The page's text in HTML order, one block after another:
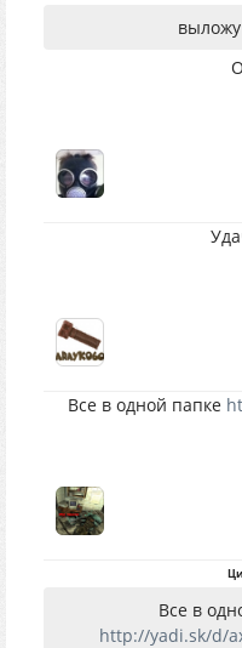
Все в одной папке
Все в
http://yadi.sk/d/